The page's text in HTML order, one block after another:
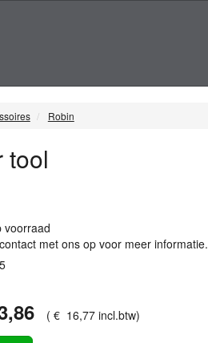
Robin
tool
voorraad
met ons op voor meer informatie.
,86 (€ 16,77 incl.btw)